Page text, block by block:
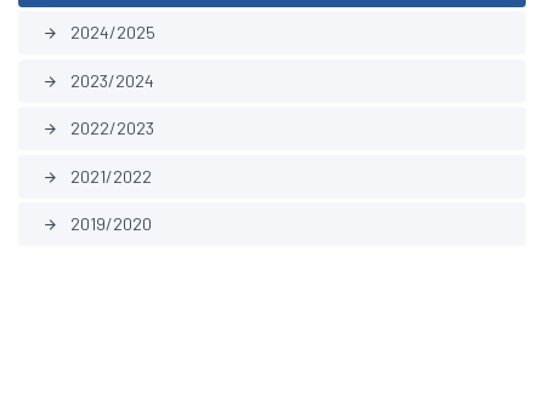
arrow_forward 2024/2025
arrow_forward 2023/2024
arrow_forward 2022/2023
arrow_forward 2021/2022
arrow_forward 2019/2020